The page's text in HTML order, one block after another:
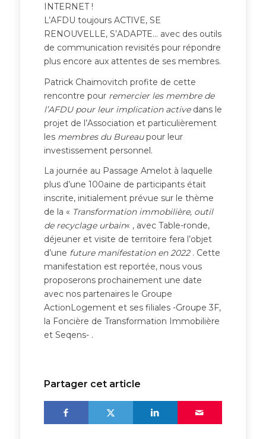
INTERNET !
L’AFDU toujours ACTIVE, SE
RENOUVELLE, S’ADAPTE… avec des outils
de communication revisités pour répondre
plus encore aux attentes de ses membres.
Patrick Chaimovitch profite de cette
rencontre pour remercier les membre de
l’AFDU pour leur implication activedans le
projet de l’Association et particulièrement
les membres du Bureaupour leur
investissement personnel.
La journée au Passage Amelot à laquelle
plus d’une 100aine de participants était
inscrite, initialement prévue sur le thème
de la « Transformation immobilière, outil
de recyclage urbain« , avec Table-ronde,
déjeuner et visite de territoire fera l’objet
d’une future manifestation en 2022 . Cette
manifestation est reportée, nous vous
proposerons prochainement une date
avec nos partenaires le Groupe
ActionLogement et ses filiales -Groupe 3F,
la Foncière de Transformation Immobilière
et Seqens- .
Partager cet article